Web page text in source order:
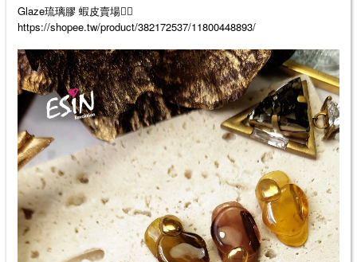
Glaze琉璃膠 蝦皮賣場👉🏻
https://shopee.tw/product/382172537/11800448893/